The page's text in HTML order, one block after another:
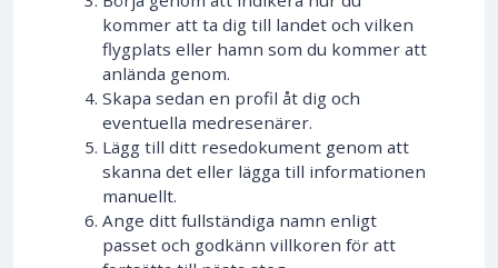
kommer att ta dig till landet och vilken
flygplats eller hamn som du kommer att
anlända genom.
Skapa sedan en profil åt dig och
eventuella medresenärer.
Lägg till ditt resedokument genom att
skanna det eller lägga till informationen
manuellt.
Ange ditt fullständiga namn enligt
passet och godkänn villkoren för att